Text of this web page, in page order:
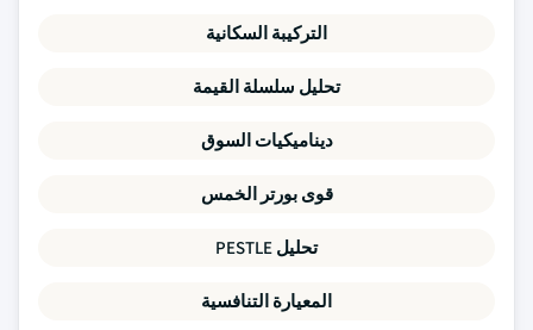
التركيبة السكانية
تحليل سلسلة القيمة
ديناميكيات السوق
قوى بورتر الخمس
تحليل PESTLE
المعيارة التنافسية